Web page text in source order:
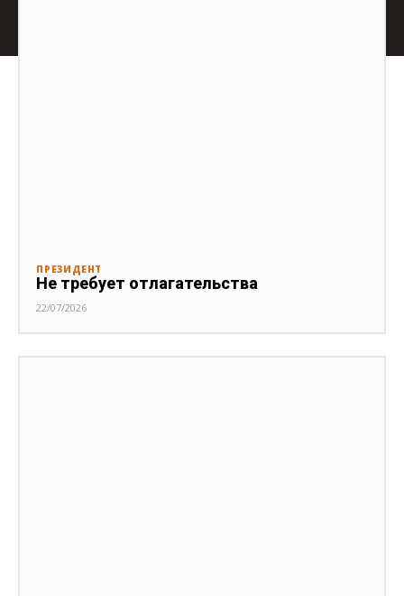
ПРЕЗИДЕНТ
Не требует отлагательства
22/07/2026